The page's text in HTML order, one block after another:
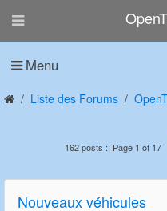
Menu
Liste des Forums
162 posts :: Page 1 of 17
Nouveaux véhicules